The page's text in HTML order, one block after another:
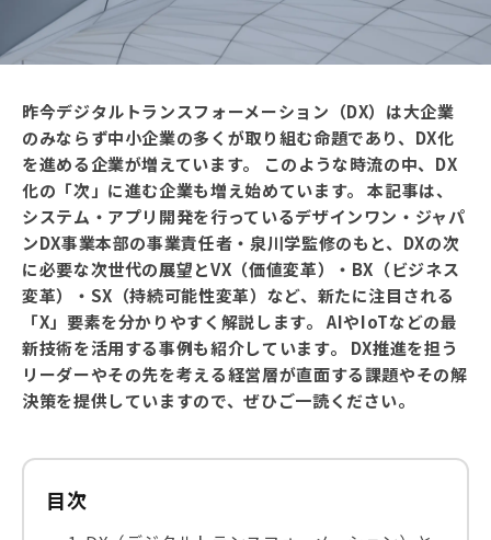
昨今デジタルトランスフォーメーション（DX）は大企業
のみならず中小企業の多くが取り組む命題であり、DX化
を進める企業が増えています。 このような時流の中、DX
化の「次」に進む企業も増え始めています。 本記事は、
システム・アプリ開発を行っているデザインワン・ジャパ
ンDX事業本部の事業責任者・泉川学監修のもと、DXの次
に必要な次世代の展望とVX（価値変革）・BX（ビジネス
変革）・SX（持続可能性変革）など、新たに注目される
「X」要素を分かりやすく解説します。 AIやIoTなどの最
新技術を活用する事例も紹介しています。 DX推進を担う
リーダーやその先を考える経営層が直面する課題やその解
決策を提供していますので、ぜひご一読ください。
目次